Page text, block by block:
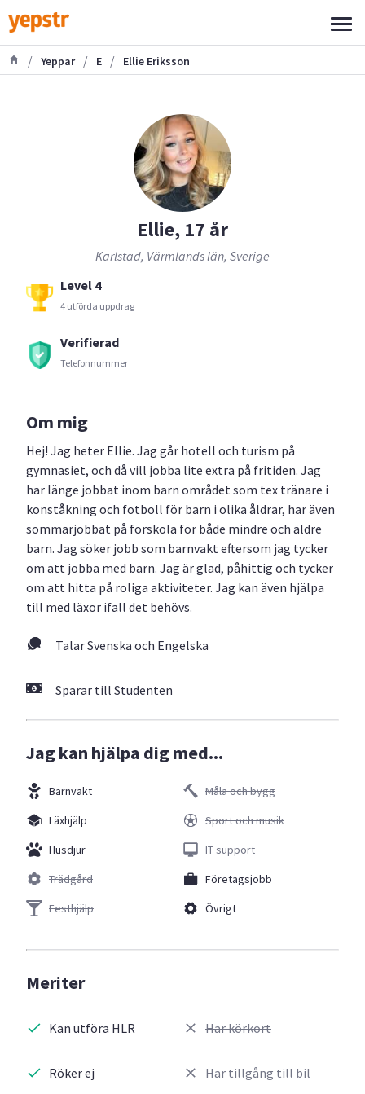
/ Yeppar / E / Ellie Eriksson
Ellie, 17 år
Karlstad, Värmlands län, Sverige
Level 4
4 utförda uppdrag
Verifierad
Telefonnummer
Om mig
Hej! Jag heter Ellie. Jag går hotell och turism på
gymnasiet, och då vill jobba lite extra på fritiden. Jag
har länge jobbat inom barn området som tex tränare i
konståkning och fotboll för barn i olika åldrar, har även
sommarjobbat på förskola för både mindre och äldre
barn. Jag söker jobb som barnvakt eftersom jag tycker
om att jobba med barn. Jag är glad, påhittig och tycker
om att hitta på roliga aktiviteter. Jag kan även hjälpa
till med läxor ifall det behövs.
Talar Svenska och Engelska
Sparar till Studenten
Jag kan hjälpa dig med...
Barnvakt
Läxhjälp
Husdjur
Trädgård
Festhjälp
Måla och bygg
Sport och musik
IT support
Företagsjobb
Övrigt
Meriter
Kan utföra HLR
Röker ej
Har körkort
Har tillgång till bil